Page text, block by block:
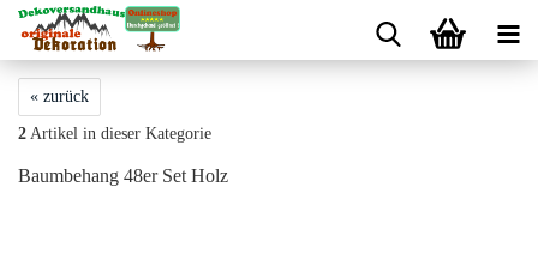
« zurück
2 Artikel in dieser Kategorie
Baumbehang 48er Set Holz